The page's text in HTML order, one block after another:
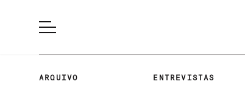
ARQUIVO ENTREVISTAS